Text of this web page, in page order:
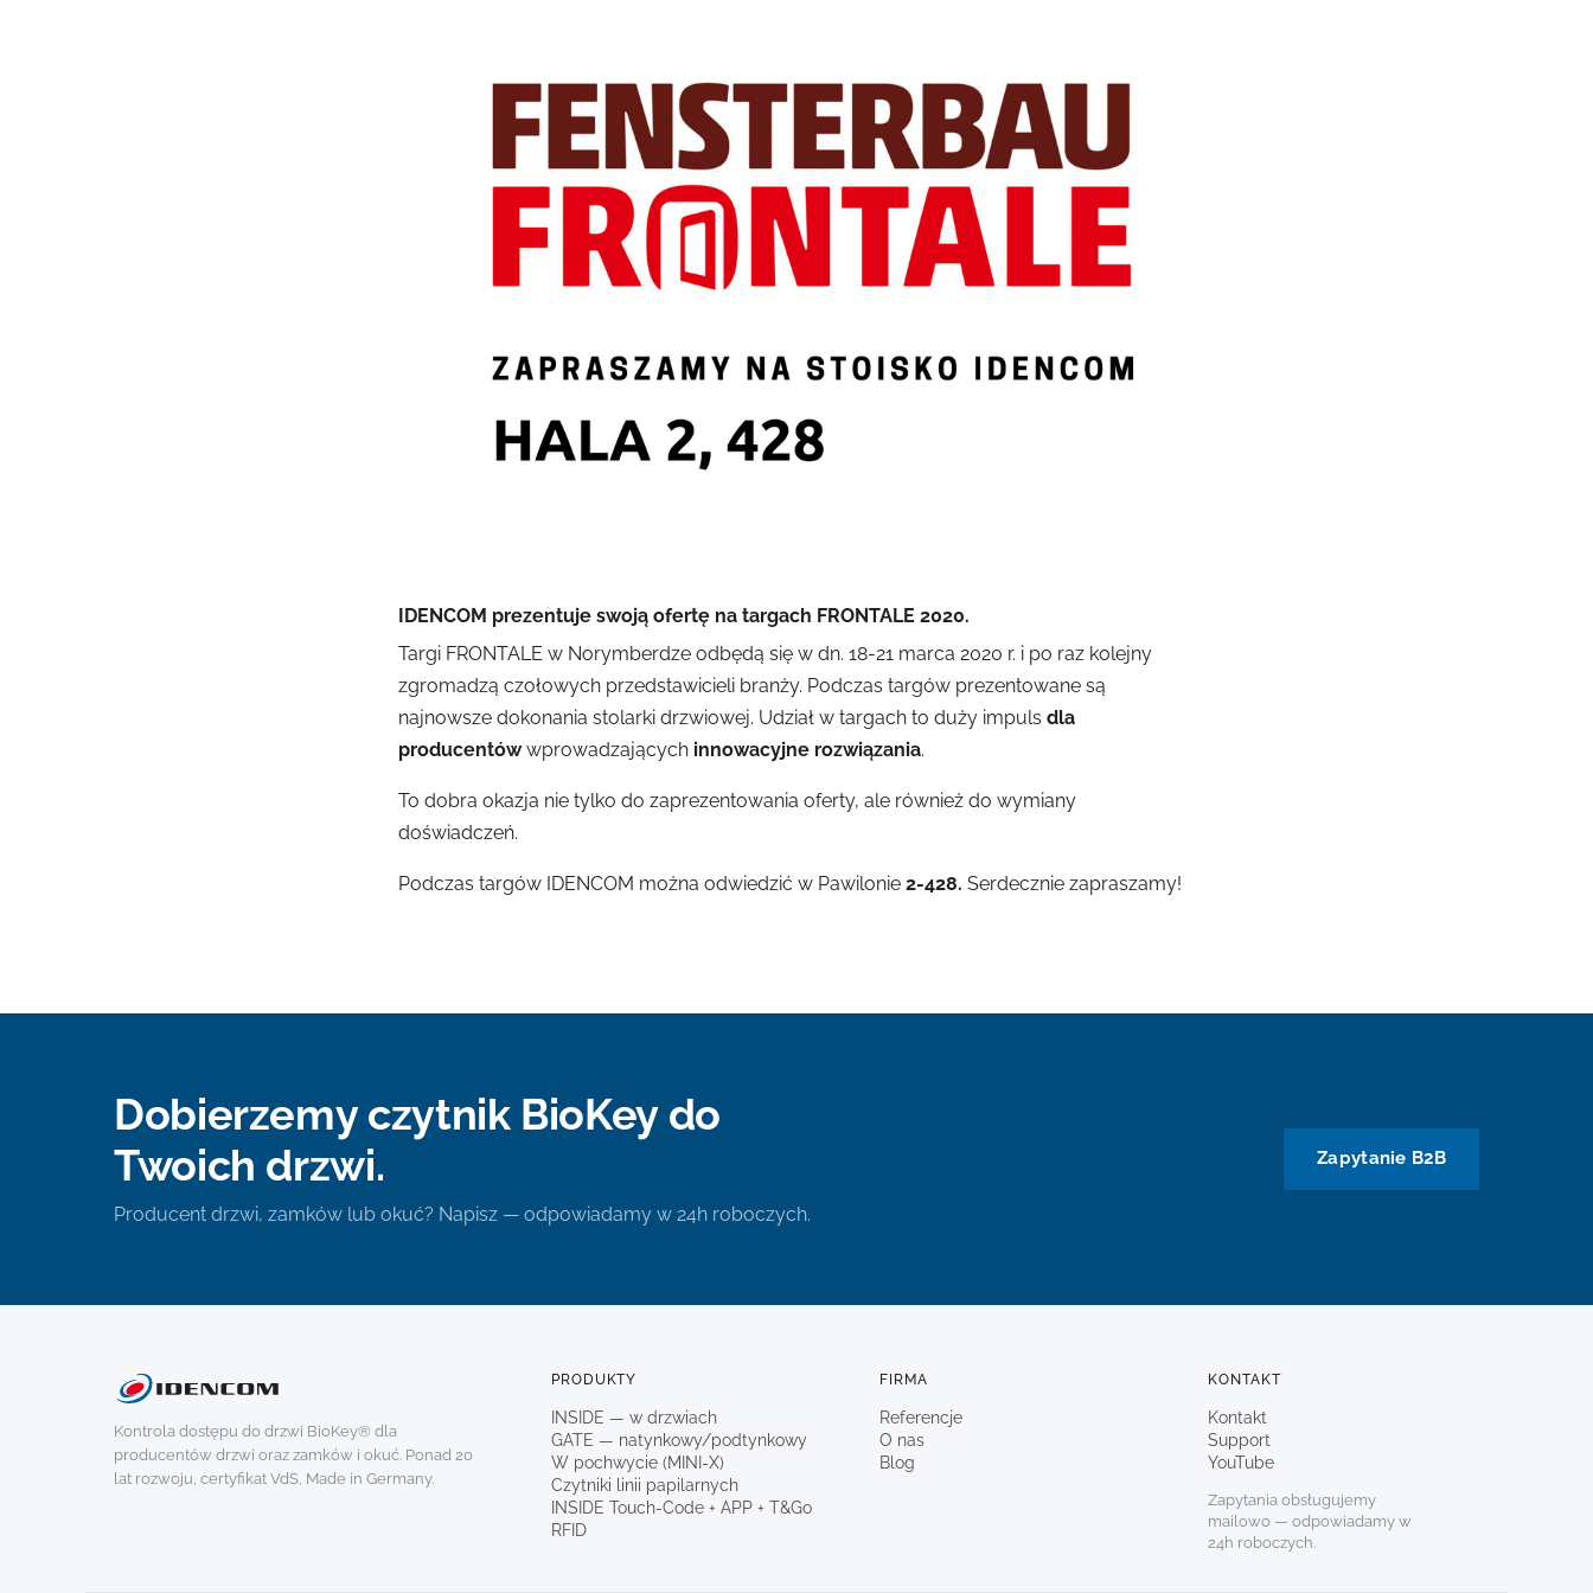
IDENCOM prezentuje swoją ofertę na targach FRONTALE 2020.
Targi FRONTALE w Norymberdze odbędą się w dn. 18-21 marca 2020 r. i po raz kolejny
zgromadzą czołowych przedstawicieli branży. Podczas targów prezentowane są
najnowsze dokonania stolarki drzwiowej. Udział w targach to duży impuls dla
producentówwprowadzających innowacyjne rozwiązania.
To dobra okazja nie tylko do zaprezentowania oferty, ale również do wymiany
doświadczeń.
Podczas targów IDENCOM można odwiedzić w Pawilonie 2-428. Serdecznie zapraszamy!
Dobierzemy czytnik BioKey do
Twoich drzwi.
Producent drzwi, zamków lub okuć? Napisz — odpowiadamy w 24h roboczych.
Zapytanie B2B
Kontrola dostępu do drzwi BioKey® dla
producentów drzwi oraz zamków i okuć. Ponad 20
lat rozwoju, certyfikat VdS, Made in Germany.
PRODUKTY
INSIDE — w drzwiach
GATE — natynkowy/podtynkowy
W pochwycie (MINI-X)
Czytniki linii papilarnych
INSIDE Touch-Code + APP + T&Go
RFID
FIRMA
Referencje
O nas
Blog
KONTAKT
Kontakt
Support
YouTube
Zapytania obsługujemy
mailowo — odpowiadamy w
24h roboczych.